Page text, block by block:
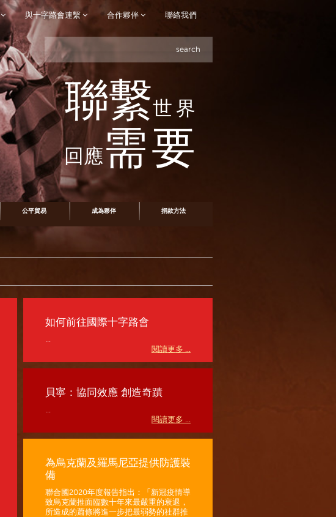
與十字路會連繫 合作夥伴 聯絡我們
search
聯繫世界
回應需要
公平貿易 成為夥伴 捐款方法
如何前往國際十字路會
...
閱讀更多 ...
貝寧：協同效應 創造奇蹟
...
閱讀更多 ...
為烏克蘭及羅馬尼亞提供防護裝
備
聯合國2020年度報告指出：「新冠疫情導
致烏克蘭推面臨數十年來最嚴重的衰退，
所造成的蕭條將進一步把最弱勢的社群推